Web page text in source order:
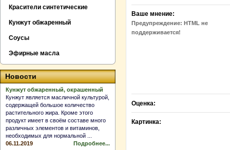
Ваше мнение:
Предупреждение: HTML не
поддерживается!
Оценка:
Картинка:
Красители синтетические
Кунжут обжаренный
Соусы
Эфирные масла
Новости
Кунжут обжаренный, окрашенный
Кунжут является масличной культурой,
содержащей большое количество
растительного жира. Кроме этого
продукт имеет в своём составе много
различных элементов и витаминов,
необходимых для нормальной ...
06.11.2019
Подробнее...